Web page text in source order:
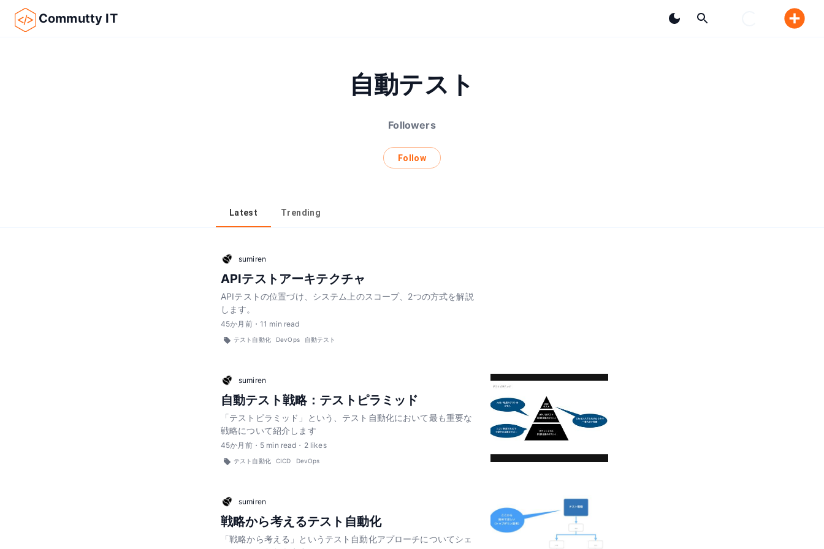
Commutty IT
自動テスト
Followers
Follow
Latest Trending
sumiren
APIテストアーキテクチャ
APIテストの位置づけ、システム上のスコープ、2つの方式を解説
します。
45か月前・ 11 min read
テスト自動化 DevOps 自動テスト
sumiren
自動テスト戦略：テストピラミッド
「テストピラミッド」という、テスト自動化において最も重要な
戦略について紹介します
45か月前・ 5 min read ・ 2likes
テスト自動化 CICD DevOps
sumiren
戦略から考えるテスト自動化
「戦略から考える」というテスト自動化アプローチについてシェ